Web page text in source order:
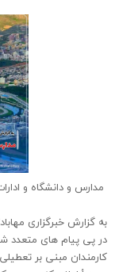
مدارس و دانشگاه و
به گزارش خبرگزاری مهاباد۳:
در پی پیام های متعدد
کارمندان مبنی بر